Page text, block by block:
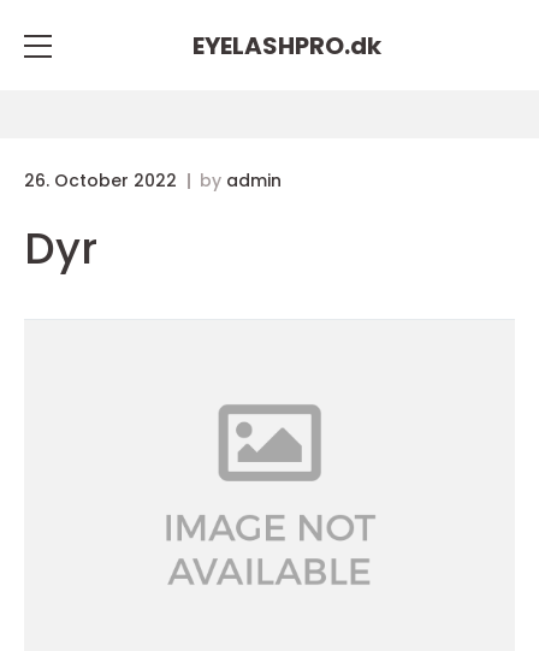
EYELASHPRO.dk
26. October 2022 by admin
Dyr